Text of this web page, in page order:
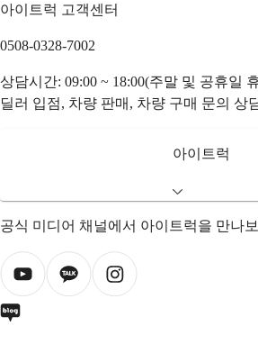
아이트럭 고객센터
0508-0328-7002
상담시간: 09:00 ~ 18:00(주말 및 공휴일
딜러 입점, 차량 판매, 차량 구매 문의 상
아이트럭
공식 미디어 채널에서 아이트럭을 만나